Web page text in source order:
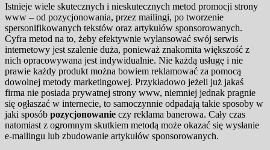
Istnieje wiele skutecznych i nieskutecznych metod promocji strony
www – od pozycjonowania, przez mailingi, po tworzenie
spersonifikowanych tekstów oraz artykułów sponsorowanych.
Cyfra metod na to, żeby efektywnie wylansować swój serwis
internetowy jest szalenie duża, ponieważ znakomita większość z
nich opracowywana jest indywidualnie. Nie każdą usługę i nie
prawie każdy produkt można bowiem reklamować za pomocą
dowolnej metody marketingowej. Przykładowo jeżeli już jakaś
firma nie posiada prywatnej strony www, niemniej jednak pragnie
się ogłaszać w internecie, to samoczynnie odpadają takie sposoby w
jaki sposób pozycjonowanie czy reklama banerowa. Cały czas
natomiast z ogromnym skutkiem metodą może okazać się wysłanie
e-mailingu lub zbudowanie artykułów sponsorowanych.